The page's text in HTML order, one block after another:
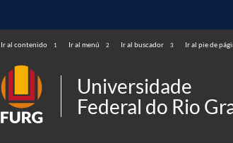
Ir al contenido 1 Ir al menú 2 Ir al buscador 3 Ir al pie de
Universidade
Federal do Rio